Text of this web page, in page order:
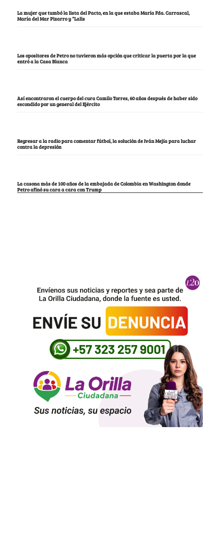
La mujer que tumbó la lista del Pacto, en la que estaba María Fda. Carrascal,
María del Mar Pizarro y “Lalis
Los opositores de Petro no tuvieron más opción que criticar la puerta por la que
entró a la Casa Blanca
Así encontraron el cuerpo del cura Camilo Torres, 60 años después de haber sido
escondido por un general del Ejército
Regresar a la radio para comentar fútbol, la solución de Iván Mejía para luchar
contra la depresión
La casona más de 100 años de la embajada de Colombia en Washington donde
Petro afinó su cara a cara con Trump